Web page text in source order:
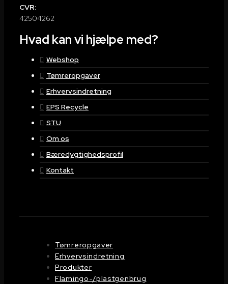
CVR:
42504262
Hvad kan vi hjælpe med?
Webshop
Tømreropgaver
Erhvervsindretning
EPS Recycle
STU
Om os
Bæredygtighedsprofil
Kontakt
Tømreropgaver
Erhvervsindretning
Produkter
Flamingo-/plastgenbrug